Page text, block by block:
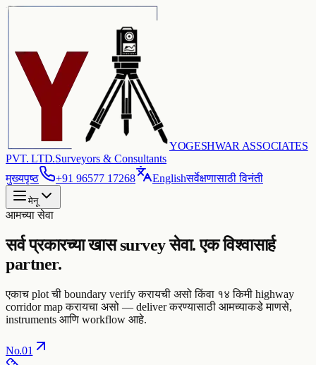
YOGESHWAR ASSOCIATES
PVT. LTD.Surveyors & Consultants
मुख्यपृष्ठ
+91 96577 17268 Englishसर्वेक्षणासाठी विनंती
मेनू
आमच्या सेवा
सर्व प्रकारच्या खास survey सेवा. एक विश्वासार्ह
partner.
एकाच plot ची boundary verify करायची असो किंवा १४ किमी highway
corridor map करायचा असो — deliver करण्यासाठी आमच्याकडे माणसे,
instruments आणि workflow आहे.
No.01